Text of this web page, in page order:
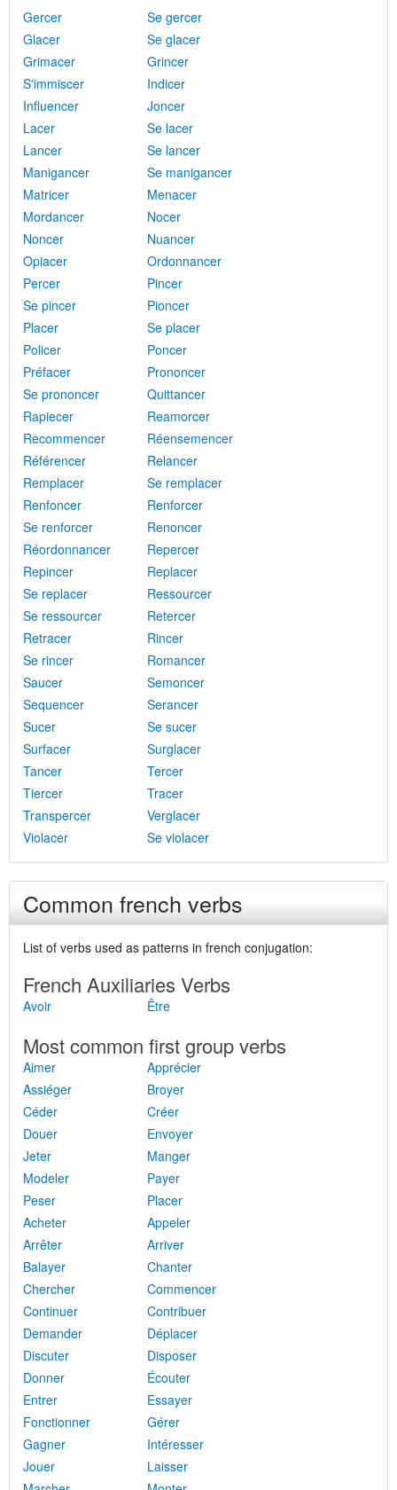
Gercer
Se gercer
Glacer
Se glacer
Grimacer
Grincer
S'immiscer
Indicer
Influencer
Joncer
Lacer
Se lacer
Lancer
Se lancer
Manigancer
Se manigancer
Matricer
Menacer
Mordancer
Nocer
Noncer
Nuancer
Opiacer
Ordonnancer
Percer
Pincer
Se pincer
Pioncer
Placer
Se placer
Policer
Poncer
Préfacer
Prononcer
Se prononcer
Quittancer
Rapiecer
Reamorcer
Recommencer
Réensemencer
Référencer
Relancer
Remplacer
Se remplacer
Renfoncer
Renforcer
Se renforcer
Renoncer
Réordonnancer
Repercer
Repincer
Replacer
Se replacer
Ressourcer
Se ressourcer
Retercer
Retracer
Rincer
Se rincer
Romancer
Saucer
Semoncer
Sequencer
Serancer
Sucer
Se sucer
Surfacer
Surglacer
Tancer
Tercer
Tiercer
Tracer
Transpercer
Verglacer
Violacer
Se violacer
Common french verbs
List of verbs used as patterns in french conjugation:
French Auxiliaries Verbs
Avoir Être
Most common first group verbs
Aimer
Apprécier
Assiéger
Broyer
Céder
Créer
Douer
Envoyer
Jeter
Manger
Modeler
Payer
Peser
Placer
Acheter
Appeler
Arrêter
Arriver
Balayer
Chanter
Chercher
Commencer
Continuer
Contribuer
Demander
Déplacer
Discuter
Disposer
Donner
Écouter
Entrer
Essayer
Fonctionner
Gérer
Gagner
Intéresser
Jouer
Laisser